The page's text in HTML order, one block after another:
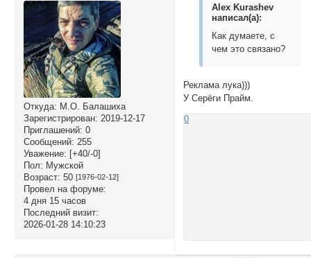
Откуда: М.О. Балашиха
Зарегистрирован: 2019-12-17
Приглашений: 0
Сообщений: 255
Уважение: [+40/-0]
Пол: Мужской
Возраст: 50 [1976-02-12]
Провел на форуме:
4 дня 15 часов
Последний визит:
2026-01-28 14:10:23
Alex Kurashev
написал(а):
Как думаете, с
чем это связано?
Реклама лука)))
У Серёги Прайм.
0